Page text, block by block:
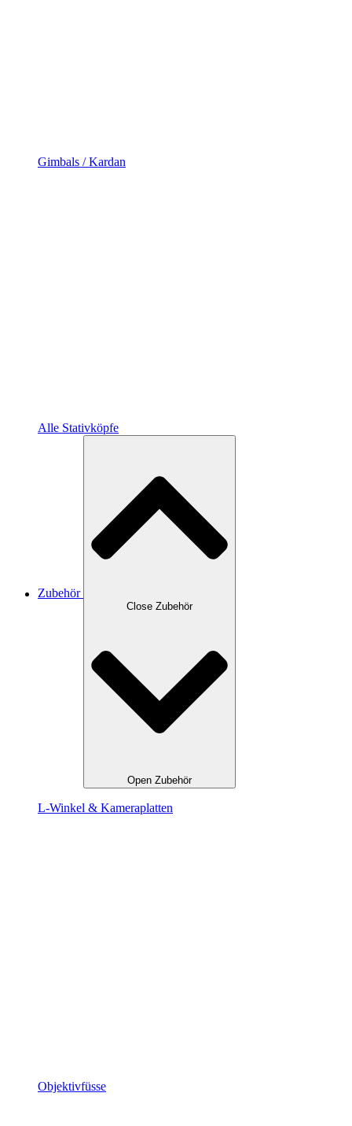
Gimbals / Kardan
Alle Stativköpfe
Zubehör
Close Zubehör
Open Zubehör
L-Winkel & Kameraplatten
Objektivfüsse